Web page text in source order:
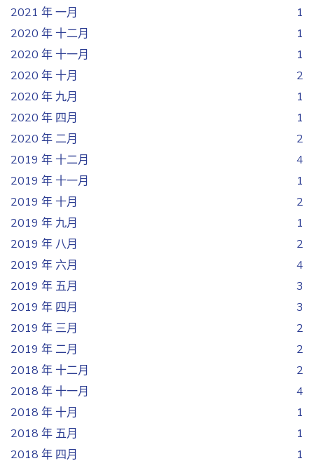
2021 年 一月
1
2020 年 十二月
1
2020 年 十一月
1
2020 年 十月
2
2020 年 九月
1
2020 年 四月
1
2020 年 二月
2
2019 年 十二月
4
2019 年 十一月
1
2019 年 十月
2
2019 年 九月
1
2019 年 八月
2
2019 年 六月
4
2019 年 五月
3
2019 年 四月
3
2019 年 三月
2
2019 年 二月
2
2018 年 十二月
2
2018 年 十一月
4
2018 年 十月
1
2018 年 五月
1
2018 年 四月
1